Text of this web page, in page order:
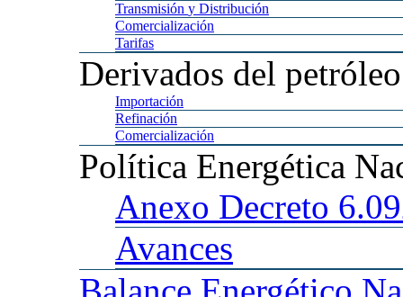
Transmisión y Distribución
Comercialización
Tarifas
Derivados del petróleo
Importación
Refinación
Comercialización
Política Energética
Anexo Decreto
Avances